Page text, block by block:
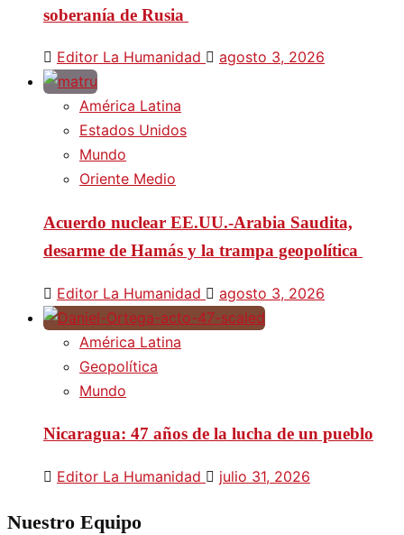
soberanía de Rusia
Editor La Humanidad agosto 3, 2026
América Latina
Estados Unidos
Mundo
Oriente Medio
Acuerdo nuclear EE.UU.-Arabia Saudita,
desarme de Hamás y la trampa geopolítica
Editor La Humanidad agosto 3, 2026
América Latina
Geopolítica
Mundo
Nicaragua: 47 años de la lucha de un pueblo
Editor La Humanidad julio 31, 2026
Nuestro Equipo